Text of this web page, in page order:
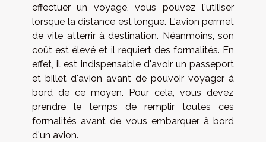
effectuer un voyage, vous pouvez l'utiliser
lorsque la distance est longue. L'avion permet
de vite atterrir à destination. Néanmoins, son
coût est élevé et il requiert des formalités. En
effet, il est indispensable d'avoir un passeport
et billet d'avion avant de pouvoir voyager à
bord de ce moyen. Pour cela, vous devez
prendre le temps de remplir toutes ces
formalités avant de vous embarquer à bord
d'un avion.